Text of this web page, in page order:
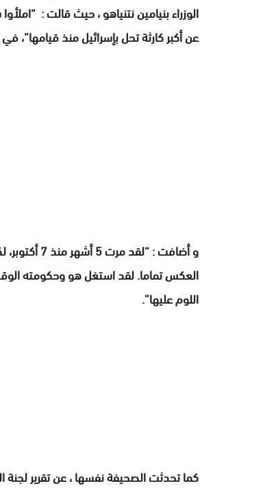
الوزراء بنيامين نتنياهو ، حيث قالت :
عن أكبر كارثة تحل بإسرائيل منذ قيامها”، في إشارة لهجوم
و أضافت :
العكس تماما. لقد استغل هو وحكومته
اللوم عليها”.